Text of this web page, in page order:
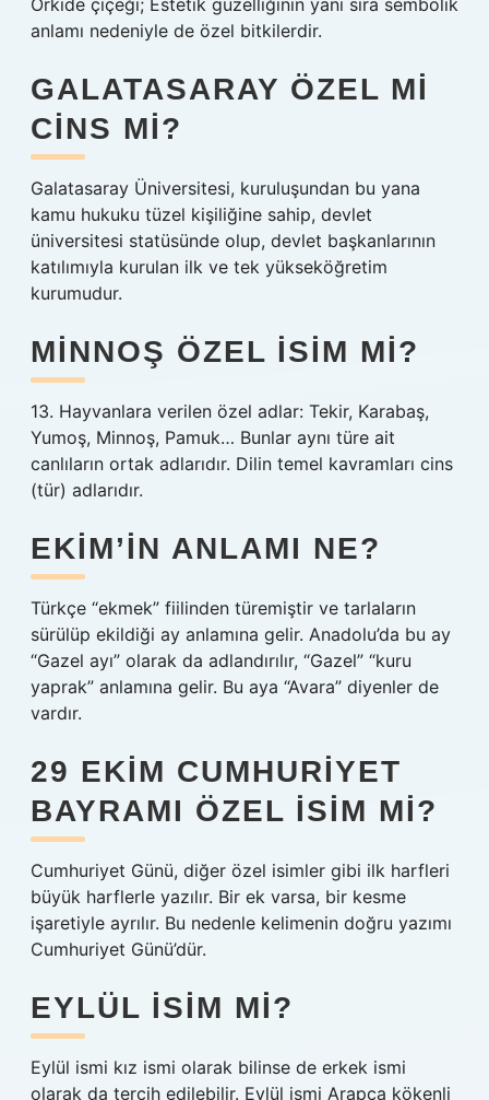
Orkide çiçeği; Estetik güzelliğinin yanı sıra sembolik
anlamı nedeniyle de özel bitkilerdir.
GALATASARAY ÖZEL MI
CINS MI?
Galatasaray Üniversitesi, kuruluşundan bu yana
kamu hukuku tüzel kişiliğine sahip, devlet
üniversitesi statüsünde olup, devlet başkanlarının
katılımıyla kurulan ilk ve tek yükseköğretim
kurumudur.
MINNOŞ ÖZEL ISIM MI?
13. Hayvanlara verilen özel adlar: Tekir, Karabaş,
Yumoş, Minnoş, Pamuk… Bunlar aynı türe ait
canlıların ortak adlarıdır. Dilin temel kavramları cins
(tür) adlarıdır.
EKIM’IN ANLAMI NE?
Türkçe “ekmek” fiilinden türemiştir ve tarlaların
sürülüp ekildiği ay anlamına gelir. Anadolu’da bu ay
“Gazel ayı” olarak da adlandırılır, “Gazel” “kuru
yaprak” anlamına gelir. Bu aya “Avara” diyenler de
vardır.
29 EKIM CUMHURIYET
BAYRAMI ÖZEL ISIM MI?
Cumhuriyet Günü, diğer özel isimler gibi ilk harfleri
büyük harflerle yazılır. Bir ek varsa, bir kesme
işaretiyle ayrılır. Bu nedenle kelimenin doğru yazımı
Cumhuriyet Günü’dür.
EYLÜL ISIM MI?
Eylül ismi kız ismi olarak bilinse de erkek ismi
olarak da tercih edilebilir. Eylül ismi Arapça kökenli